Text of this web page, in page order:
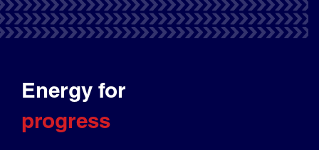
Energy for
progress